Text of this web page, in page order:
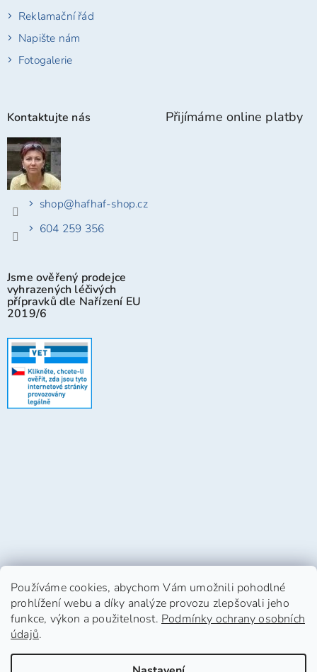
Používáme cookies, abychom Vám umožnili pohodlné
prohlížení webu a díky analýze provozu zlepšovali jeho
funkce, výkon a použitelnost. Podmínky ochrany osobních
údajů.
Reklamační řád
Napište nám
Fotogalerie
Kontaktujte nás
shop@hafhaf-shop.cz
604 259 356
Jsme ověřený prodejce
vyhrazených léčivých
přípravků dle Nařízení EU
2019/6
Přijímáme online platby
Vytvořil Shoptet